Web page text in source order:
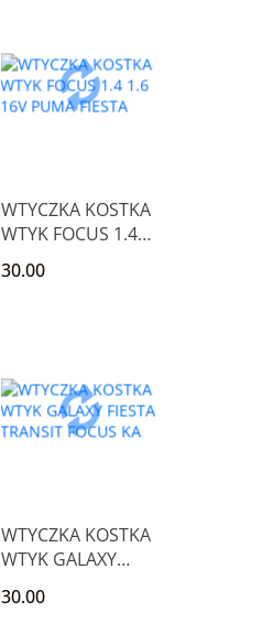
WTYCZKA KOSTKA
WTYK FOCUS 1.4
1.6 16V PUMA
FIESTA
30.00
WTYCZKA KOSTKA
WTYK GALAXY
FOCUS KA
30.00